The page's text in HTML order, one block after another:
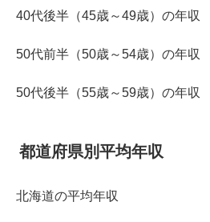
40代後半（45歳～49歳）の年収
50代前半（50歳～54歳）の年収
50代後半（55歳～59歳）の年収
都道府県別平均年収
北海道の平均年収